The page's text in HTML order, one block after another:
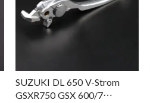
SUZUKI DL 650 V-Strom
GSXR750 GSX 600/7…